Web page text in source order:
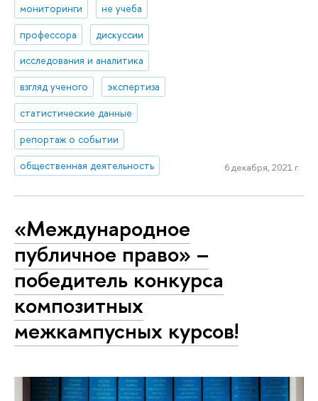
мониторинги
не учеба
профессора
дискуссии
исследования и аналитика
взгляд ученого
экспертиза
статистические данные
репортаж о событии
общественная деятельность
6 декабря, 2021 г.
«Международное
публичное право» –
победитель конкурса
композитных
межкампусных курсов!